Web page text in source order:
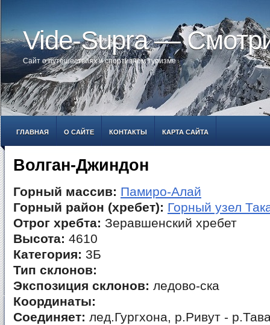
Vide-Supra —
Сайт о путешествиях и спортивном туризме
ГЛАВНАЯ О САЙТЕ КОНТАКТЫ КАРТА САЙТА
Волган-Джиндон
Горный массив: Памиро-Алай
Горный район (хребет): Горный узел
Отрог хребта: Зеравшенский хребет
Высота: 4610
Категория: 3Б
Тип склонов:
Экспозиция склонов: ледово-ска
Координаты:
Соединяет: лед.Гургхона, р.Ривут -